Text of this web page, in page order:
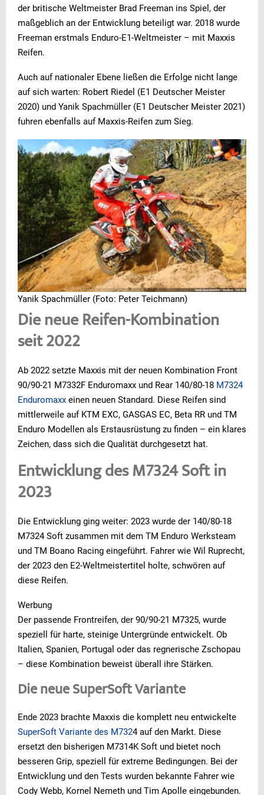
der britische Weltmeister Brad Freeman ins Spiel, der
maßgeblich an der Entwicklung beteiligt war. 2018 wurde
Freeman erstmals Enduro-E1-Weltmeister – mit Maxxis
Reifen.
Auch auf nationaler Ebene ließen die Erfolge nicht lange
auf sich warten: Robert Riedel (E1 Deutscher Meister
2020) und Yanik Spachmüller (E1 Deutscher Meister 2021)
fuhren ebenfalls auf Maxxis-Reifen zum Sieg.
Yanik Spachmüller (Foto: Peter Teichmann)
Die neue Reifen-Kombination
seit 2022
Ab 2022 setzte Maxxis mit der neuen Kombination Front
90/90-21 M7332F Enduromaxx und Rear 140/80-18 M7324
Enduromaxx einen neuen Standard. Diese Reifen sind
mittlerweile auf KTM EXC, GASGAS EC, Beta RR und TM
Enduro Modellen als Erstausrüstung zu finden – ein klares
Zeichen, dass sich die Qualität durchgesetzt hat.
Entwicklung des M7324 Soft in
2023
Die Entwicklung ging weiter: 2023 wurde der 140/80-18
M7324 Soft zusammen mit dem TM Enduro Werksteam
und TM Boano Racing eingeführt. Fahrer wie Wil Ruprecht,
der 2023 den E2-Weltmeistertitel holte, schwören auf
diese Reifen.
Werbung
Der passende Frontreifen, der 90/90-21 M7325, wurde
speziell für harte, steinige Untergründe entwickelt. Ob
Italien, Spanien, Portugal oder das regnerische Zschopau
– diese Kombination beweist überall ihre Stärken.
Die neue SuperSoft Variante
Ende 2023 brachte Maxxis die komplett neu entwickelte
SuperSoft Variante des M7324 auf den Markt. Diese
ersetzt den bisherigen M7314K Soft und bietet noch
besseren Grip, speziell für extreme Bedingungen. Bei der
Entwicklung und den Tests wurden bekannte Fahrer wie
Cody Webb, Kornel Nemeth und Tim Apolle eingebunden.